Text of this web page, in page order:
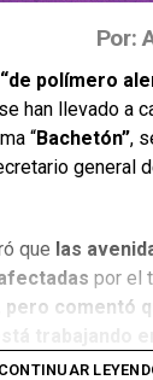
Por:
polímero
han llevado a
“Bachetón”,
general
que las
por el
pero comentó
enorme de
CONTINUAR